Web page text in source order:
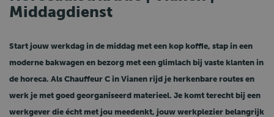
Middagdienst
Start jouw werkdag in de middag met een kop koffie, stap in een
moderne bakwagen en bezorg met een glimlach bij vaste klanten in
de horeca. Als Chauffeur C in Vianen rijd je herkenbare routes en
werk je met goed georganiseerd materieel. Je komt terecht bij een
werkgever die écht met jou meedenkt, jouw werkplezier belangrijk